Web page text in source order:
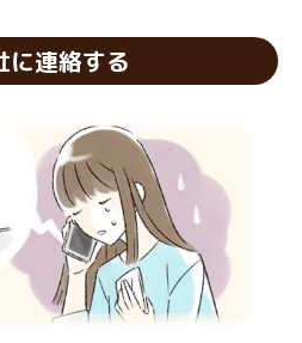
に連絡する